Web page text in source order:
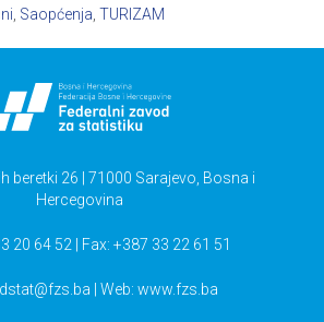
Saopćenja TURIZAM
beretki 26 | 71000 Sarajevo, Bosna i
Hercegovina
20 64 52 | Fax: +387 33 22 61 51
| Web: www.fzs.ba